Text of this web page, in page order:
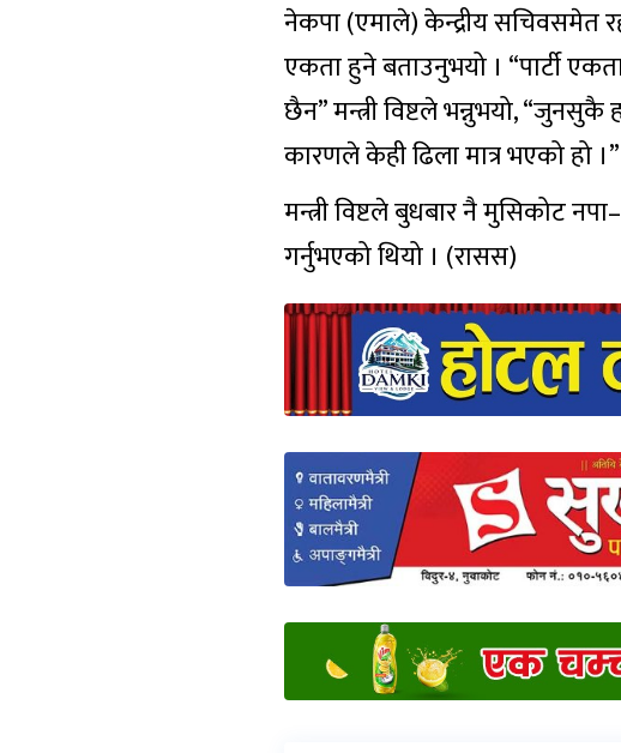
नेकपा (एमाले) केन्द्रीय सचिवसमेत
एकता हुने बताउनुभयो । “पार्टी
छैन” मन्त्री विष्टले भन्नुभयो,
कारणले केही ढिला मात्र भएको हो ।”
मन्त्री विष्टले बुधबार नै मुसिकोट
गर्नुभएको थियो । (रासस)